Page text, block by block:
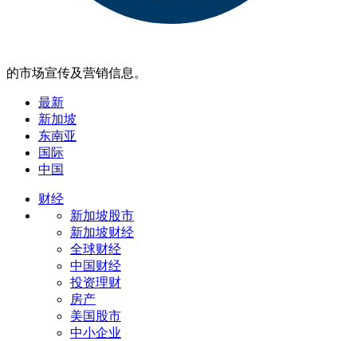
的市场宣传及营销信息。
最新
新加坡
东南亚
国际
中国
财经
新加坡股市
新加坡财经
全球财经
中国财经
投资理财
房产
美国股市
中小企业